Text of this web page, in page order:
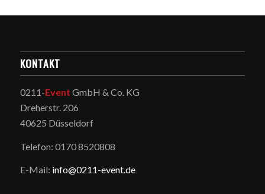
KONTAKT
0211-Event GmbH & Co. KG
Dreherstr. 206
40625 Düsseldorf
Telefon: 0170 8520808
E-Mail: info@0211-event.de